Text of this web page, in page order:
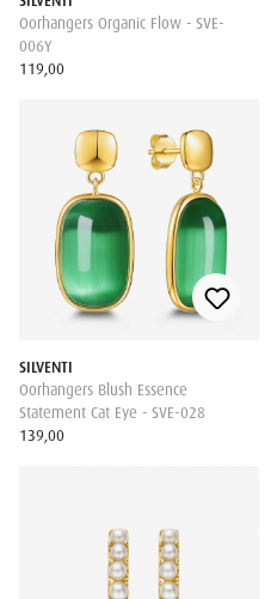
Oorhangers Organic Flow - SVE-
006Y
119,00
SILVENTI
Oorhangers Blush Essence
Statement Cat Eye - SVE-028
139,00